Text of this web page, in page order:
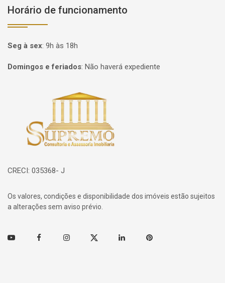
Horário de funcionamento
Seg à sex: 9h às 18h
Domingos e feriados: Não haverá expediente
Página inicial
CRECI: 035368- J
Os valores, condições e disponibilidade dos imóveis estão sujeitos
a alterações sem aviso prévio.
Youtube FacebookInstagramTwitter Linkedin Pinterest